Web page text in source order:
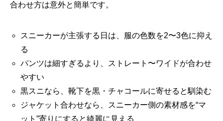
合わせ方は意外と簡単です。
スニーカーが主張する日は、服の色数を2〜3色に抑え
る
パンツは細すぎるより、ストレート〜ワイドが合わせ
やすい
黒スニなら、靴下を黒・チャコールに寄せると馴染む
ジャケット合わせなら、スニーカー側の素材感を“マ
ット”寄りにすると綺麗に見える